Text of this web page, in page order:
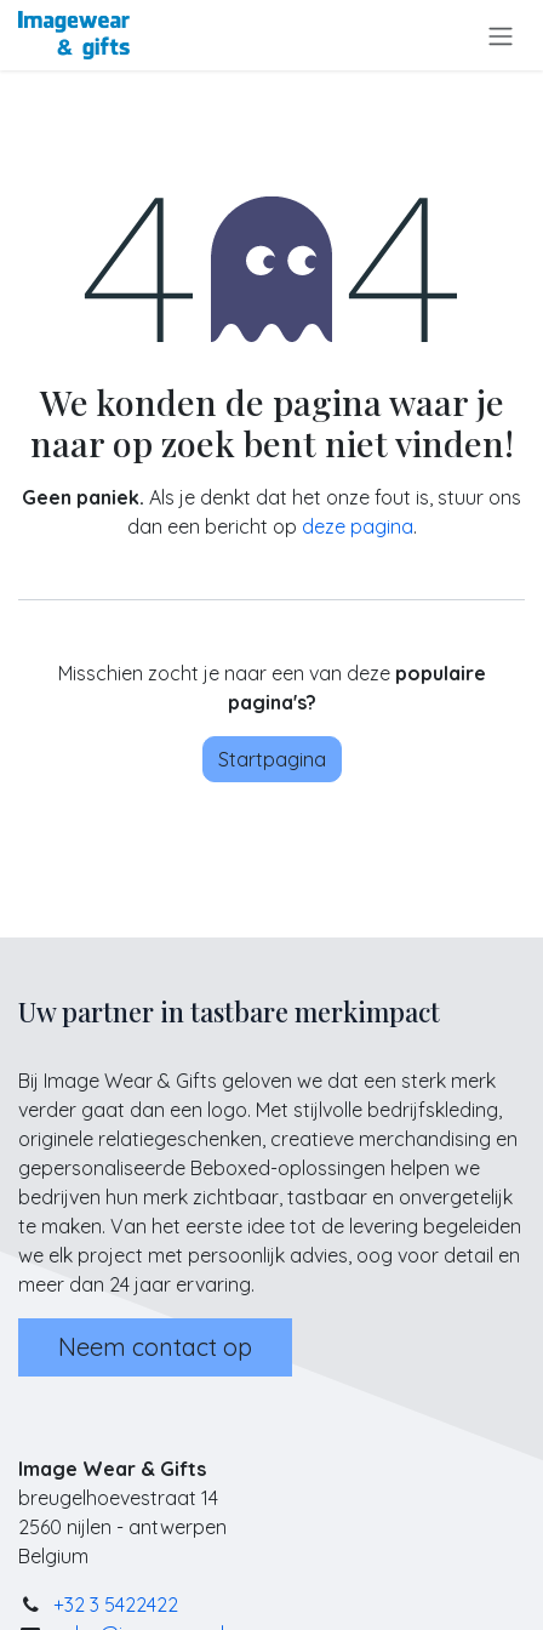
Overslaan naar inhoud
Fout 404
We konden de pagina waar je
naar op zoek bent niet vinden!
Geen paniek. Als je denkt dat het onze fout is, stuur ons
dan een bericht op deze pagina.
Misschien zocht je naar een van deze populaire
pagina's?
Startpagina
Uw partner in tastbare merkimpact
Bij Image Wear & Gifts geloven we dat een sterk merk
verder gaat dan een logo. Met stijlvolle bedrijfskleding,
originele relatiegeschenken, creatieve merchandising en
gepersonaliseerde Beboxed-oplossingen helpen we
bedrijven hun merk zichtbaar, tastbaar en onvergetelijk
te maken. Van het eerste idee tot de levering begeleiden
we elk project met persoonlijk advies, oog voor detail en
meer dan 24 jaar ervaring.
Neem contact op
Image Wear & Gifts
breugelhoevestraat 14
2560 nijlen - antwerpen
Belgium
+32 3 5422422